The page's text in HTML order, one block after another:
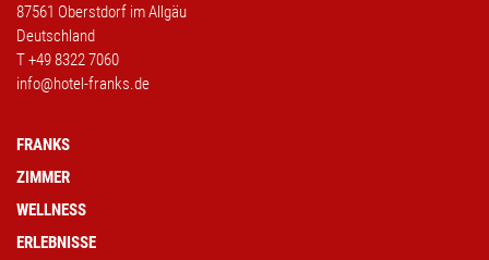
87561 Oberstdorf im Allgäu
Deutschland
T+49 8322 7060
info@hotel-franks.de
FRANKS
ZIMMER
WELLNESS
ERLEBNISSE